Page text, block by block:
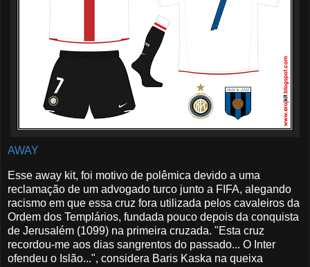
AWAY
Esse away kit, foi motivo de polêmica devido a uma
reclamação de um advogado turco junto a FIFA, alegando
racismo em que essa cruz fora utilizada pelos cavaleiros da
Ordem dos Templários, fundada pouco depois da conquista
de Jerusalém (1099) na primeira cruzada. "Esta cruz
recordou-me aos dias sangrentos do passado... O Inter
ofendeu o Islão...", considera Baris Kaska na queixa